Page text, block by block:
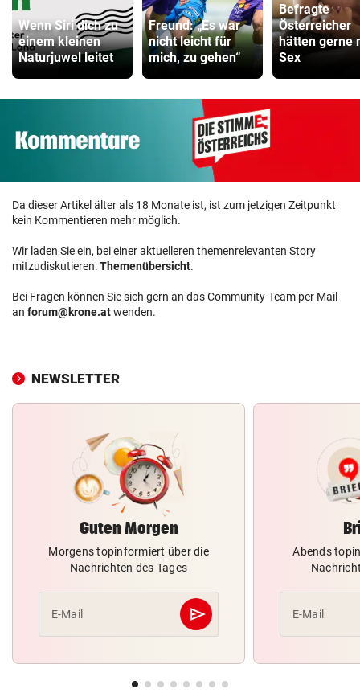
Wenn Siri dich zu
einem kleinen
Naturjuwel leitet
Freund: „Es war
nicht leicht für
mich, zu gehen“
Befragte
Österreicher
hätten gerne
Sex
Da dieser Artikel älter als 18 Monate ist, ist zum jetzigen Zeitpunkt
kein Kommentieren mehr möglich.
Wir laden Sie ein, bei einer aktuelleren themenrelevanten Story
mitzudiskutieren:Themenübersicht.
Bei Fragen können Sie sich gern an das Community-Team per Mail
an forum@krone.atwenden.
NEWSLETTER
Guten Morgen
Morgens topinformiert über die
Nachrichten des Tages
E-Mail send
Abschicken
Abends
E-Mail